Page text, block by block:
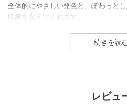
全体的にやさしい発色と、ぽわっと
印象を変えてくれます。
ネートの日にぴったりなレンズです。
ワンマンス）は2012年の発売当初か
ラーコンタクトレンズブランド。
レビュ